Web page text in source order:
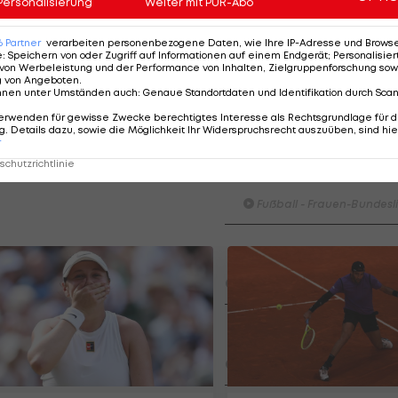
Klassement Platz 22.
das Halbfinale. Mit einer Zeit von 52,52
in seinem Vorlauf.
HIGHLIGHTS: LASK - SK
Graz
FC Blau-Weiß Linz - FC
Innsbruck
Fußball - ADMIRAL 2. Liga
Highlights: Blau-Weiß schenkt
Wacker drei Tore ein
Fußball - ADMIRAL 2. Liga
Partner verarbeiten personenbezogene Daten, wie Ihre IP-Adresse und
: Speichern von oder Zugriff auf Informationen auf einem Endgerät;
Werbeleistung und der Performance von Inhalten, Zielgruppenforschung
von Angeboten.
unter Umständen auch: Genaue Standortdaten und Identifikation durch
für gewisse Zwecke berechtigtes Interesse als Rechtsgrundlage für
Details dazu, sowie die Möglichkeit Ihr Widerspruchsrecht auszuüben, sind